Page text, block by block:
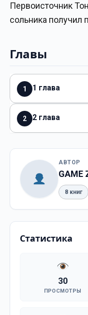
Первоисточник
сольника получил
Главы
1 1 глава
2 2 глава
АВТОР
GAME
8 книг
Статистика
30
ПРОСМОТРЫ